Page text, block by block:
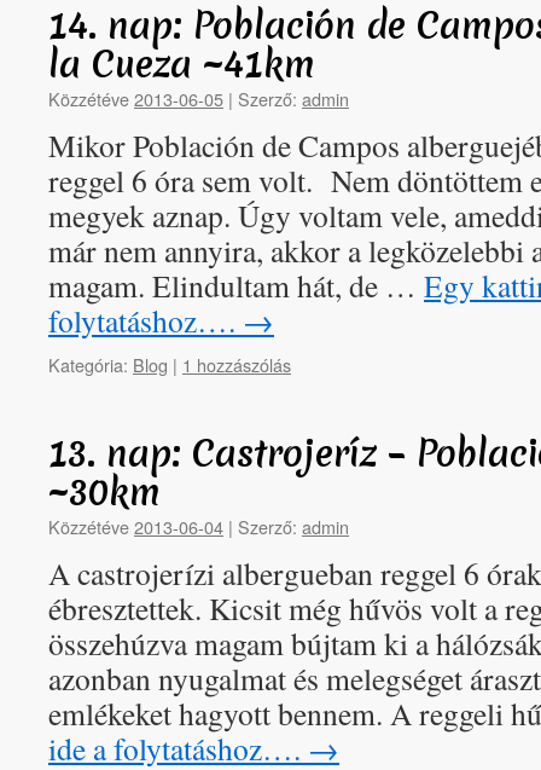
14. nap: Población de
la Cueza ~41km
Közzétéve2013-06-05 | Szerző: admin
Mikor Población de Campos
reggel 6 óra sem volt. Nem döntöttem
megyek aznap. Úgy voltam vele,
már nem annyira, akkor a legközelebbi
magam. Elindultam hát, de … Egy
folytatáshoz…. →
Kategória: Blog | 1 hozzászólás
13. nap: Castrojeríz –
~30km
Közzétéve2013-06-04 | Szerző: admin
A castrojerízi albergueban reggel 6
ébresztettek. Kicsit még hűvös volt a
összehúzva magam bújtam ki a
azonban nyugalmat és melegséget
emlékeket hagyott bennem. A reggeli
ide a folytatáshoz…. →